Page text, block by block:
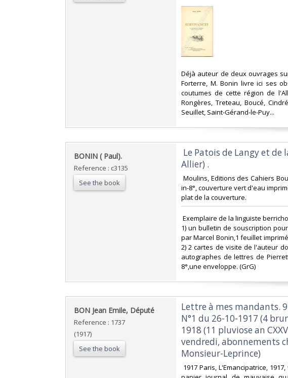
‎Déjà auteur de deux ouvrages
Forterre, M. Bonin livre ici ses
coutumes de cette région de
Rongères, Treteau, Boucé,
Seuillet, Saint-Gérand-le-Puy... ‎
‎BONIN ( Paul).‎
Reference : c3135
See the book
Le Patois de Langy et
Allier) .‎
Moulins, Editions des Cahiers
in-8°, couverture vert d'eau
plat de la couverture.‎
Exemplaire de la linguiste
1) un bulletin de souscription
par Marcel Bonin,1 feuillet
2) 2 cartes de visite de l'auteur
autographes de lettres de
8°,une enveloppe. (GrG) ‎
‎BON Jean Emile, Député ‎
Reference : 1737
(1917)
See the book
‎Lettre à mes mandants.
N°1 du 26-10-1917 (4
1918 (11 pluviose an
vendredi, abonnements
Monsieur-Leprince)‎
1917 Paris, L'Emancipatrice,